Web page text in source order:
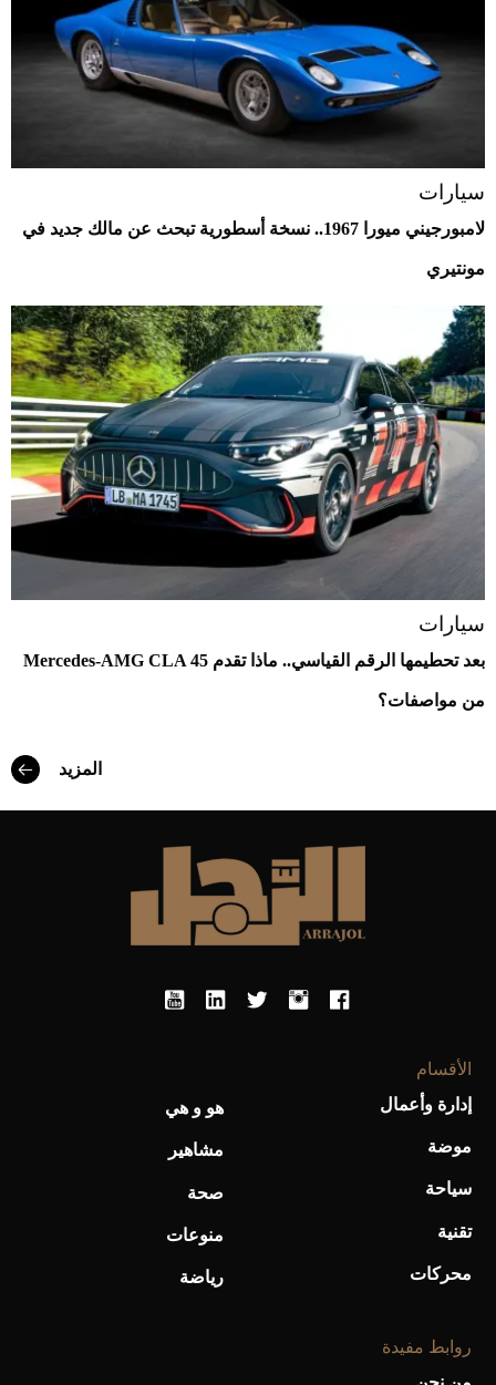
سيارات
لامبورجيني ميورا 1967.. نسخة أسطورية تبحث عن مالك جديد في
مونتيري
سيارات
بعد تحطيمها الرقم القياسي.. ماذا تقدم Mercedes-AMG CLA 45
من مواصفات؟
المزيد
الأقسام
إدارة وأعمال
موضة
سياحة
تقنية
محركات
هو و هي
مشاهير
صحة
منوعات
رياضة
روابط مفيدة